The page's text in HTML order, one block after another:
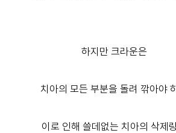
하지만 크라운은
치아의 모든 부분을 돌려 깎아야
이로 인해 쓸데없는 치아의 삭제